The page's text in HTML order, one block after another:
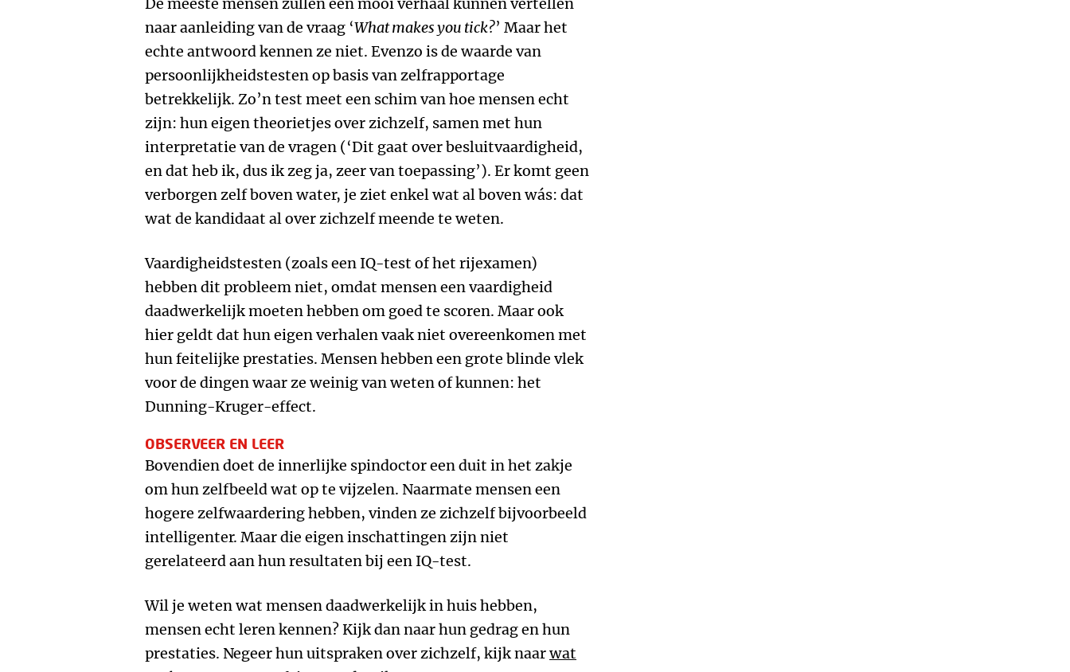
naar aanleiding van de vraag ‘What makes you tick?’ Maar het
echte antwoord kennen ze niet. Evenzo is de waarde van
persoonlijkheidstesten op basis van zelfrapportage
betrekkelijk. Zo’n test meet een schim van hoe mensen echt
zijn: hun eigen theorietjes over zichzelf, samen met hun
interpretatie van de vragen (‘Dit gaat over besluitvaardigheid,
en dat heb ik, dus ik zeg ja, zeer van toepassing’). Er komt geen
verborgen zelf boven water, je ziet enkel wat al boven wás: dat
wat de kandidaat al over zichzelf meende te weten.
Vaardigheidstesten (zoals een IQ-test of het rijexamen)
hebben dit probleem niet, omdat mensen een vaardigheid
daadwerkelijk moeten hebben om goed te scoren. Maar ook
hier geldt dat hun eigen verhalen vaak niet overeenkomen met
hun feitelijke prestaties. Mensen hebben een grote blinde vlek
voor de dingen waar ze weinig van weten of kunnen: het
Dunning-Kruger-effect.
OBSERVEER EN LEER
Bovendien doet de innerlijke spindoctor een duit in het zakje
om hun zelfbeeld wat op te vijzelen. Naarmate mensen een
hogere zelfwaardering hebben, vinden ze zichzelf bijvoorbeeld
intelligenter. Maar die eigen inschattingen zijn niet
gerelateerd aan hun resultaten bij een IQ-test.
Wil je weten wat mensen daadwerkelijk in huis hebben,
mensen echt leren kennen? Kijk dan naar hun gedrag en hun
prestaties. Negeer hun uitspraken over zichzelf, kijk naarwat